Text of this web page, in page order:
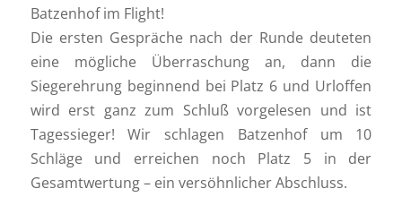
Batzenhof im Flight!
Die ersten Gespräche nach der Runde deuteten
eine mögliche Überraschung an, dann die
Siegerehrung beginnend bei Platz 6 und Urloffen
wird erst ganz zum Schluß vorgelesen und ist
Tagessieger! Wir schlagen Batzenhof um 10
Schläge und erreichen noch Platz 5 in der
Gesamtwertung – ein versöhnlicher Abschluss.